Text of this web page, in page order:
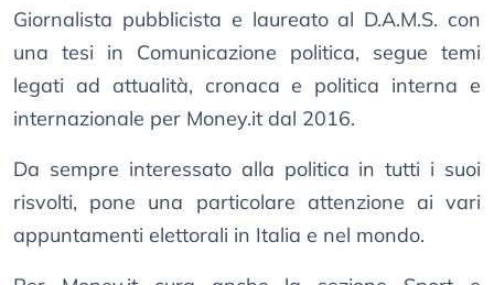
Giornalista pubblicista e laureato al D.A.M.S. con
una tesi in Comunicazione politica, segue temi
legati ad attualità, cronaca e politica interna e
internazionale per Money.it dal 2016.
Da sempre interessato alla politica in tutti i suoi
risvolti, pone una particolare attenzione ai vari
appuntamenti elettorali in Italia e nel mondo.